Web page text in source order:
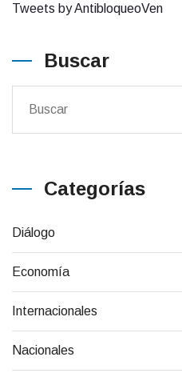
Tweets by AntibloqueoVen
Buscar
Categorías
Diálogo
Economía
Internacionales
Nacionales